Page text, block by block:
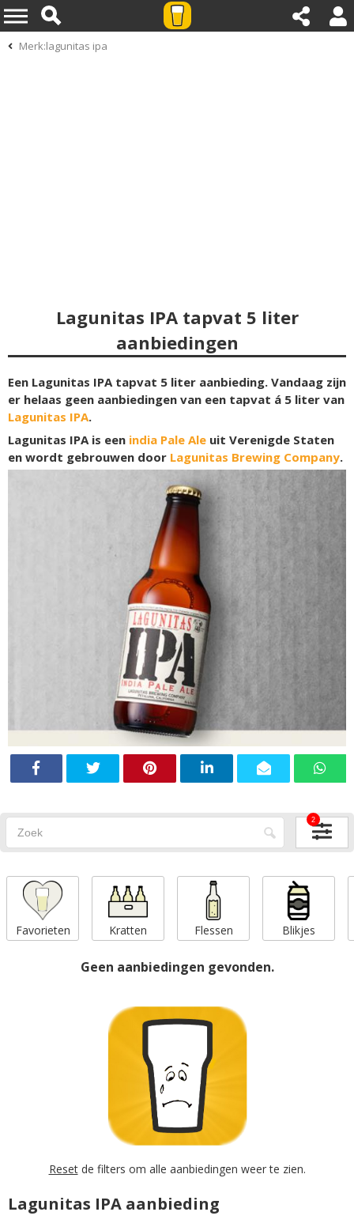
Merk:lagunitas ipa
Lagunitas IPA tapvat 5 liter
aanbiedingen
Een Lagunitas IPA tapvat 5 liter aanbieding. Vandaag zijn
er helaas geen aanbiedingen van een tapvat á 5 liter van
Lagunitas IPA.
Lagunitas IPA is een india Pale Ale uit Verenigde Staten
en wordt gebrouwen door Lagunitas Brewing Company.
2
Favorieten Kratten Flessen Blikjes
Geen aanbiedingen gevonden.
Resetde filters om alle aanbiedingen weer te zien.
Lagunitas IPA aanbieding